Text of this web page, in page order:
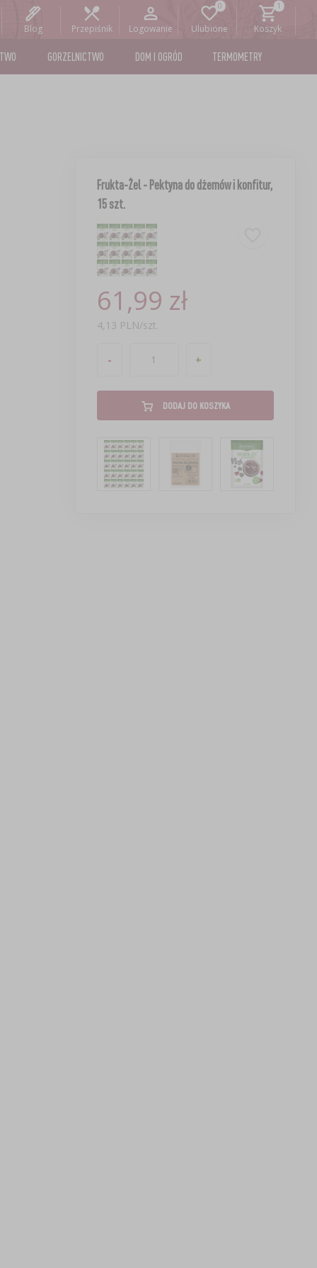
Blog Przepiśnik Logowanie Ulubione Koszyk
GORZELNICTWO DOM I OGRÓD TERMOMETRY
Frukta-Żel - Pektyna do dżemów i konfitur,
15 szt.
61,99 zł
4,13 PLN/szt.
- +
DODAJ DO KOSZYKA